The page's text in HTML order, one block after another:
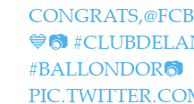
CONGRATS,
💙📷
#BALLONDOR📷